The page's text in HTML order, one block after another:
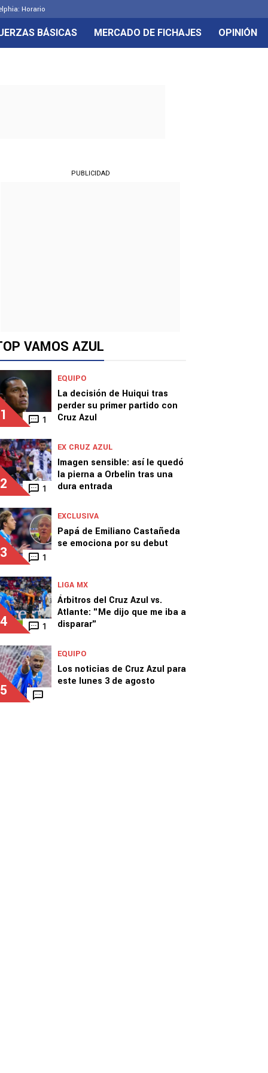
Horario
BÁSICAS MERCADO DE FICHAJES OPINIÓN
PUBLICIDAD
VAMOS AZUL
1 1
EQUIPO
La decisión de Huiqui tras
perder su primer partido con
Cruz Azul
2 1
EX CRUZ AZUL
Imagen sensible: así le quedó
la pierna a Orbelin tras una
dura entrada
3 1
EXCLUSIVA
Papá de Emiliano Castañeda
se emociona por su debut
4 1
LIGA MX
Árbitros del Cruz Azul vs.
Atlante: "Me dijo que me iba a
disparar"
5
EQUIPO
Los noticias de Cruz Azul para
este lunes 3 de agosto